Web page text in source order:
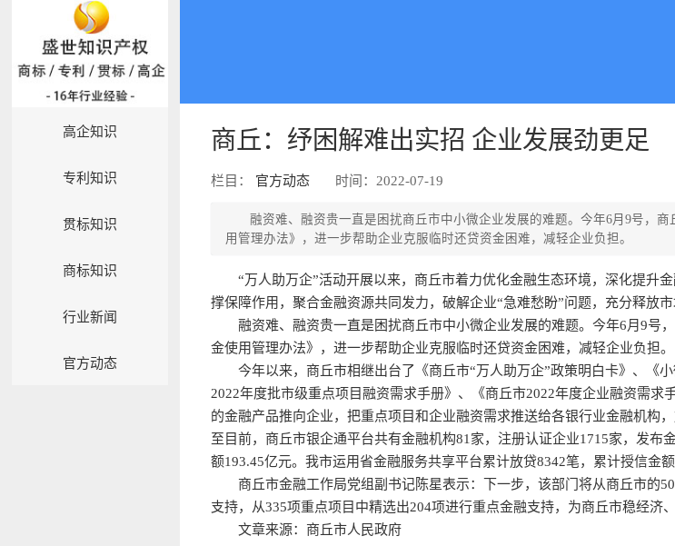
高企知识
专利知识
贯标知识
商标知识
行业新闻
官方动态
商丘：纾困解难出实招 企业发展劲更足
栏目： 官方动态 时间：2022-07-19
融资难、融资贵一直是困扰商丘市中小微企业发展的难题。今年6月9号，
用管理办法》，进一步帮助企业克服临时还贷资金困难，减轻企业负担。
“万人助万企”活动开展以来，商丘市着力优化金融生态环境，深化提升
撑保障作用，聚合金融资源共同发力，破解企业“急难愁盼”问题，充分释放
融资难、融资贵一直是困扰商丘市中小微企业发展的难题。今年6月9号
金使用管理办法》，进一步帮助企业克服临时还贷资金困难，减轻企业负担。
今年以来，商丘市相继出台了《商丘市“万人助万企”政策明白卡》、《
2022年度批市级重点项目融资需求手册》、《商丘市2022年度企业融资需求
的金融产品推向企业，把重点项目和企业融资需求推送给各银行业金融机构
至目前，商丘市银企通平台共有金融机构81家，注册认证企业1715家，发布
额193.45亿元。我市运用省金融服务共享平台累计放贷8342笔，累计授信金额
商丘市金融工作局党组副书记陈星表示：下一步，该部门将从商丘市的
支持，从335项重点项目中精选出204项进行重点金融支持，为商丘市稳经济
文章来源：商丘市人民政府